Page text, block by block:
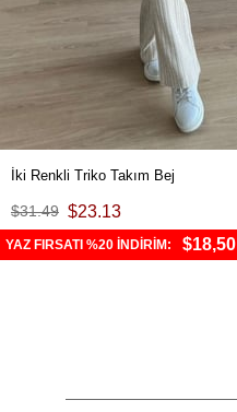
İki Renkli Triko Takım Bej
$23.13
$31.49
YAZ FIRSATI %20 İNDİRİM: $18,50